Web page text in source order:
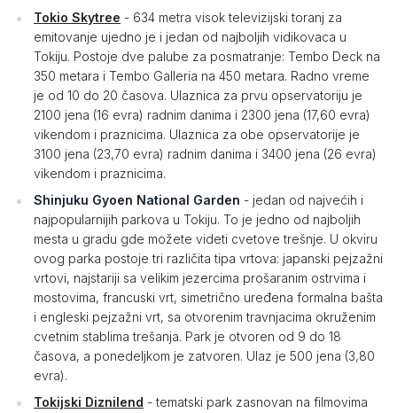
Tokio Skytree - 634 metra visok televizijski toranj za
emitovanje ujedno je i jedan od najboljih vidikovaca u
Tokiju. Postoje dve palube za posmatranje: Tembo Deck na
350 metara i Tembo Galleria na 450 metara. Radno vreme
je od 10 do 20 časova. Ulaznica za prvu opservatoriju je
2100 jena (16 evra) radnim danima i 2300 jena (17,60 evra)
vikendom i praznicima. Ulaznica za obe opservatorije je
3100 jena (23,70 evra) radnim danima i 3400 jena (26 evra)
vikendom i praznicima.
Shinjuku Gyoen National Garden - jedan od najvećih i
najpopularnijih parkova u Tokiju. To je jedno od najboljih
mesta u gradu gde možete videti cvetove trešnje. U okviru
ovog parka postoje tri različita tipa vrtova: japanski pejzažni
vrtovi, najstariji sa velikim jezercima prošaranim ostrvima i
mostovima, francuski vrt, simetrično uređena formalna bašta
i engleski pejzažni vrt, sa otvorenim travnjacima okruženim
cvetnim stablima trešanja. Park je otvoren od 9 do 18
časova, a ponedeljkom je zatvoren. Ulaz je 500 jena (3,80
evra).
Tokijski Diznilend - tematski park zasnovan na filmovima